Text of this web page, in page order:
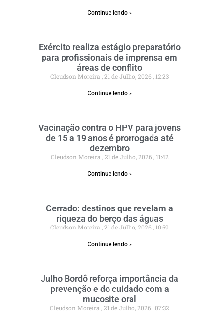
Continue lendo »
Exército realiza estágio preparatório
para profissionais de imprensa em
áreas de conflito
Cleudson Moreira 21 de Julho, 2026 12:23
Continue lendo »
Vacinação contra o HPV para jovens
de 15 a 19 anos é prorrogada até
dezembro
Cleudson Moreira 21 de Julho, 2026 11:42
Continue lendo »
Cerrado: destinos que revelam a
riqueza do berço das águas
Cleudson Moreira 21 de Julho, 2026 10:59
Continue lendo »
Julho Bordô reforça importância da
prevenção e do cuidado com a
mucosite oral
Cleudson Moreira 21 de Julho, 2026 07:32